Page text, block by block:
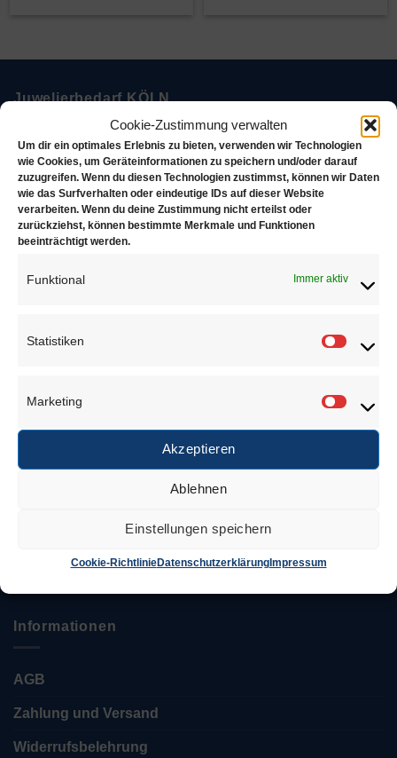
Cookie-Zustimmung verwalten
Um dir ein optimales Erlebnis zu bieten, verwenden wir Technologien
wie Cookies, um Geräteinformationen zu speichern und/oder darauf
zuzugreifen. Wenn du diesen Technologien zustimmst, können wir Daten
wie das Surfverhalten oder eindeutige IDs auf dieser Website
verarbeiten. Wenn du deine Zustimmung nicht erteilst oder
zurückziehst, können bestimmte Merkmale und Funktionen
beeinträchtigt werden.
Funktional Immer aktiv
Statistiken
Marketing
Akzeptieren
Ablehnen
Einstellungen speichern
Cookie-RichtlinieDatenschutzerklärungImpressum
Juwelierbedarf KÖLN
Juwelierbedarf KÖLN und seine operativen Einheiten
in Deutschland sind in ein weltweites Netzwerk von
Unternehmen eingebunden, die sich alle demselben
Ziel verschrieben haben. Konsequente Orientierung an
den Bedürfnissen des Kunden.
Über uns
Juwelierbedarf KÖLN
info@juwelierbedarf-koeln.de
Informationen
AGB
Zahlung und Versand
Widerrufsbelehrung